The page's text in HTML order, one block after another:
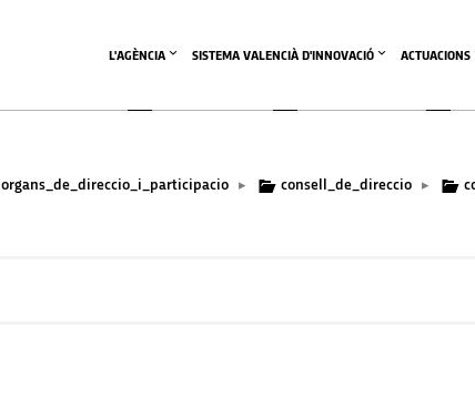
L'AGÈNCIA SISTEMA VALENCIÀ D'INNOVACIÓ ACTUACIONS
organs_de_direccio_i_participacio ▸ consell_de_direccio ▸